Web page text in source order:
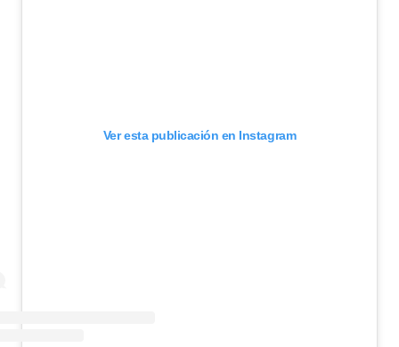
Ver esta publicación en Instagram